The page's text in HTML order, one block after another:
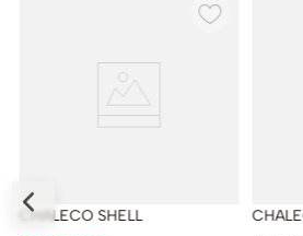
CHALECO SHELL